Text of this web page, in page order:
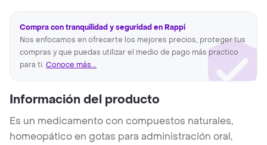
Compra con tranquilidad y seguridad en Rappi
Nos enfocamos en ofrecerte los mejores precios, proteger tus
compras y que puedas utilizar el medio de pago más practico
para ti. Conoce más...
Información del producto
Es un medicamento con compuestos naturales,
homeopático en gotas para administración oral,